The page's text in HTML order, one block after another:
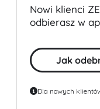
Nowi klienci
odbierasz w
Jak
Dla nowych